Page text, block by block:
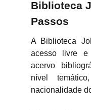
Biblioteca
Passos
A Biblioteca
acesso livre
acervo
nível
nacionalidade